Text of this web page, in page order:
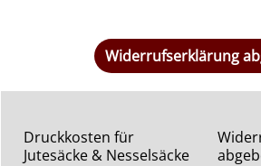
Widerrufserklärung
Druckkosten für
Jutesäcke & Nesselsäcke